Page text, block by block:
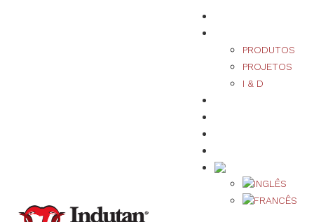
PRODUTOS
PROJETOS
I & D